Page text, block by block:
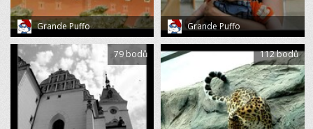
Grande Puffo Grande Puffo
79 bodů 112 bodů